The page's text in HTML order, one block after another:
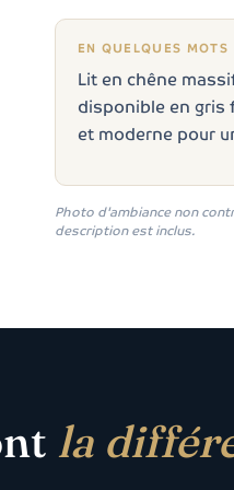
EN QUELQUES MOTS
Lit en chêne
disponible en gris
et moderne pour
Photo d'ambiance non
description est inclus.
la